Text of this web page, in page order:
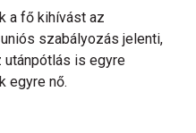
a fő kihívást az
szabályozás jelenti,
is egyre
egyre nő.